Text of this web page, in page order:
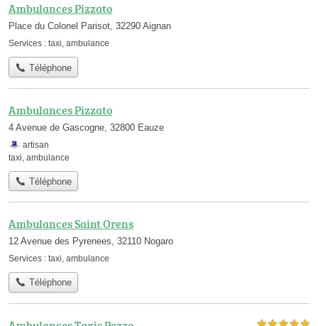
Ambulances Pizzato
Place du Colonel Parisot, 32290 Aignan
Services : taxi, ambulance
Téléphone
Ambulances Pizzato
4 Avenue de Gascogne, 32800 Eauze
artisan
taxi ambulance
Téléphone
Ambulances Saint Orens
12 Avenue des Pyrenees, 32110 Nogaro
Services : taxi, ambulance
Téléphone
5,0 étoiles sur 5